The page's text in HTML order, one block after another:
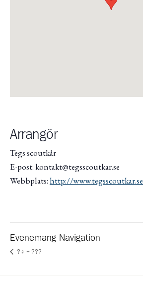
Arrangör
Tegs scoutkår
E-post: kontakt@tegsscoutkar.se
Webbplats:http://www.tegsscoutkar.se
Evenemang Navigation
?‍♀️ = ???